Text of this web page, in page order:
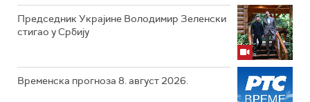
Председник Украјине Володимир Зеленски
стигао у Србију
Временска прогноза 8. август 2026.